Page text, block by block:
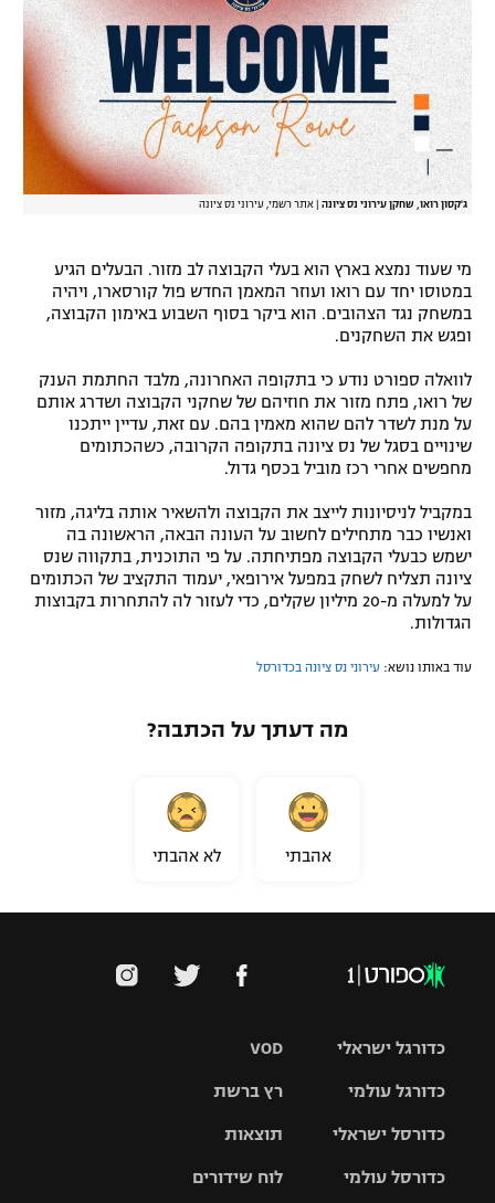
ג'קסון רואו, שחקן עירוני נס ציונה אתר רשמי, עירוני נס ציונה
מי שעוד נמצא בארץ הוא בעלי הקבוצה לב מזור. הבעלים הגיע
במטוסו יחד עם רואו ועוזר המאמן החדש פול קורסארו, ויהיה
במשחק נגד הצהובים. הוא ביקר בסוף השבוע באימון הקבוצה,
ופגש את השחקנים.
לוואלה ספורט נודע כי בתקופה האחרונה, מלבד החתמת הענק
של רואו, פתח מזור את חוזיהם של שחקני הקבוצה ושדרג אותם
על מנת לשדר להם שהוא מאמין בהם. עם זאת, עדיין ייתכנו
שינויים בסגל של נס ציונה בתקופה הקרובה, כשהכתומים
מחפשים אחרי רכז מוביל בכסף גדול.
במקביל לניסיונות לייצב את הקבוצה ולהשאיר אותה בליגה, מזור
ואנשיו כבר מתחילים לחשוב על העונה הבאה, הראשונה בה
ישמש כבעלי הקבוצה מפתיחתה. על פי התוכנית, בתקווה שנס
ציונה תצליח לשחק במפעל אירופאי, יעמוד התקציב של הכתומים
על למעלה מ-20 מיליון שקלים, כדי לעזור לה להתחרות בקבוצות
הגדולות.
עוד באותו נושא: עירוני נס ציונה בכדורסל
מה דעתך על הכתבה?
אהבתי לא אהבתי
VOD
רץ ברשת
תוצאות
לוח שידורים
כדורגל ישראלי
כדורגל עולמי
האלופות
כדורסל ישראלי
כדורסל עולמי